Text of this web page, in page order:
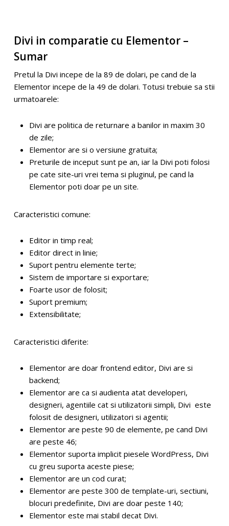
Divi in comparatie cu Elementor –
Sumar
Pretul la Divi incepe de la 89 de dolari, pe cand de la
Elementor incepe de la 49 de dolari. Totusi trebuie sa stii
urmatoarele:
Divi are politica de returnare a banilor in maxim 30
de zile;
Elementor are si o versiune gratuita;
Preturile de inceput sunt pe an, iar la Divi poti folosi
pe cate site-uri vrei tema si pluginul, pe cand la
Elementor poti doar pe un site.
Caracteristici comune:
Editor in timp real;
Editor direct in linie;
Suport pentru elemente terte;
Sistem de importare si exportare;
Foarte usor de folosit;
Suport premium;
Extensibilitate;
Caracteristici diferite:
Elementor are doar frontend editor, Divi are si
backend;
Elementor are ca si audienta atat developeri,
designeri, agentiile cat si utilizatorii simpli, Divi este
folosit de designeri, utilizatori si agentii;
Elementor are peste 90 de elemente, pe cand Divi
are peste 46;
Elementor suporta implicit piesele WordPress, Divi
cu greu suporta aceste piese;
Elementor are un cod curat;
Elementor are peste 300 de template-uri, sectiuni,
blocuri predefinite, Divi are doar peste 140;
Elementor este mai stabil decat Divi.